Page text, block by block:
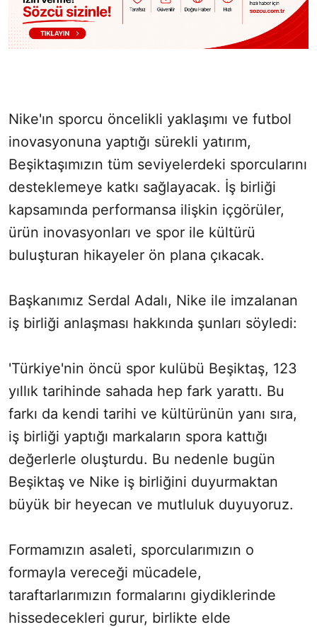
Nike'ın sporcu öncelikli yaklaşımı ve futbol
inovasyonuna yaptığı sürekli yatırım,
Beşiktaşımızın tüm seviyelerdeki sporcularını
desteklemeye katkı sağlayacak. İş birliği
kapsamında performansa ilişkin içgörüler,
ürün inovasyonları ve spor ile kültürü
buluşturan hikayeler ön plana çıkacak.
Başkanımız Serdal Adalı, Nike ile imzalanan
iş birliği anlaşması hakkında şunları söyledi:
'Türkiye'nin öncü spor kulübü Beşiktaş, 123
yıllık tarihinde sahada hep fark yarattı. Bu
farkı da kendi tarihi ve kültürünün yanı sıra,
iş birliği yaptığı markaların spora kattığı
değerlerle oluşturdu. Bu nedenle bugün
Beşiktaş ve Nike iş birliğini duyurmaktan
büyük bir heyecan ve mutluluk duyuyoruz.
Formamızın asaleti, sporcularımızın o
formayla vereceği mücadele,
taraftarlarımızın formalarını giydiklerinde
hissedecekleri gurur, birlikte elde